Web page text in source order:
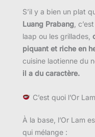
S’il y a bien un plat
Luang Prabang , c’est
laap ou les grillades,
piquant et riche en
cuisine laotienne du
il a du caractère.
C’est quoi l’Or
À la base, l’Or Lam
qui mélange :